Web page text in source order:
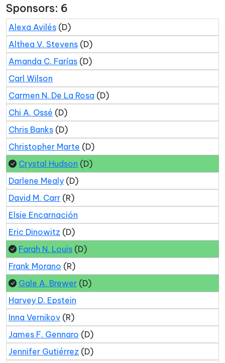
Sponsors: 6
Alexa Avilés (D)
Althea V. Stevens (D)
Amanda C. Farías (D)
Carl Wilson
Carmen N. De La Rosa (D)
Chi A. Ossé (D)
Chris Banks (D)
Christopher Marte (D)
Crystal Hudson (D)
Darlene Mealy (D)
David M. Carr (R)
Elsie Encarnación
Eric Dinowitz (D)
Farah N. Louis (D)
Frank Morano (R)
Gale A. Brewer (D)
Harvey D. Epstein
Inna Vernikov (R)
James F. Gennaro (D)
Jennifer Gutiérrez (D)